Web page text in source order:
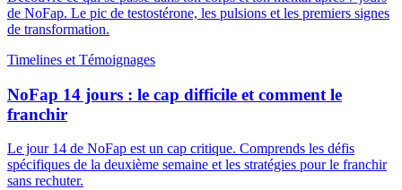
de NoFap. Le pic de testostérone, les pulsions et les premiers signes
de transformation.
Timelines et Témoignages
NoFap 14 jours : le cap difficile et comment le
franchir
Le jour 14 de NoFap est un cap critique. Comprends les défis
spécifiques de la deuxième semaine et les stratégies pour le franchir
sans rechuter.